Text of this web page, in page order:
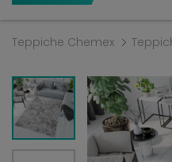
Teppiche Chemex